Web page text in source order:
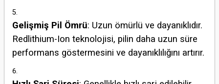
Gelişmiş Pil Ömrü: Uzun ömürlü ve dayanıklıdır.
Redlithium-Ion teknolojisi, pilin daha uzun süre
performans göstermesini ve dayanıklılığını artırır.